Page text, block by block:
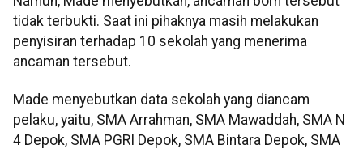
tidak terbukti. Saat ini pihaknya masih melakukan
penyisiran terhadap 10 sekolah yang menerima
ancaman tersebut.
Made menyebutkan data sekolah yang diancam
pelaku, yaitu, SMA Arrahman, SMA Mawaddah, SMA N
4 Depok, SMA PGRI Depok, SMA Bintara Depok, SMA